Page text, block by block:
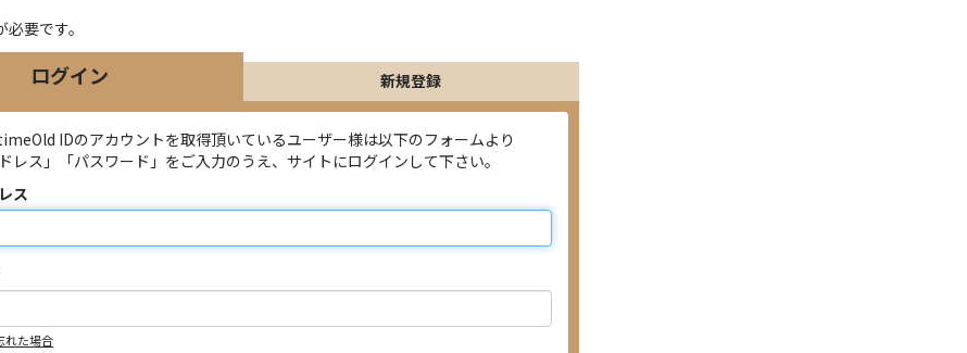
要です。
ログイン 新規登録
IDのアカウントを取得頂いているユーザー様は以下のフォームより
レス」「パスワード」をご入力のうえ、サイトにログインして下さい。
ス
れた場合